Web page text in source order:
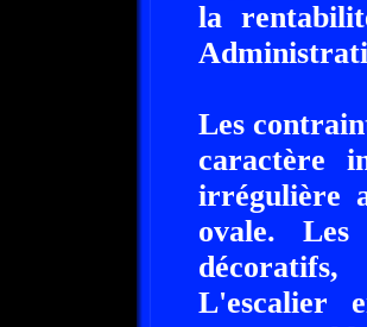
la
Les
caractère
irrégulière
ovale.
L'escalier